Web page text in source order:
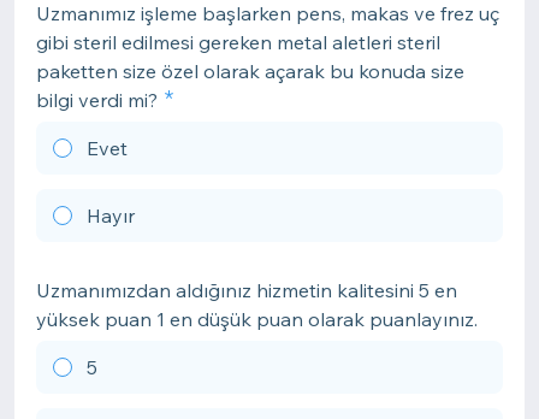
Uzmanımız işleme başlarken pens, makas ve frez uç
gibi steril edilmesi gereken metal aletleri steril
paketten size özel olarak açarak bu konuda size
bilgi verdi mi?
Evet
Hayır
Uzmanımızdan aldığınız hizmetin kalitesini 5 en
yüksek puan 1 en düşük puan olarak puanlayınız.
5